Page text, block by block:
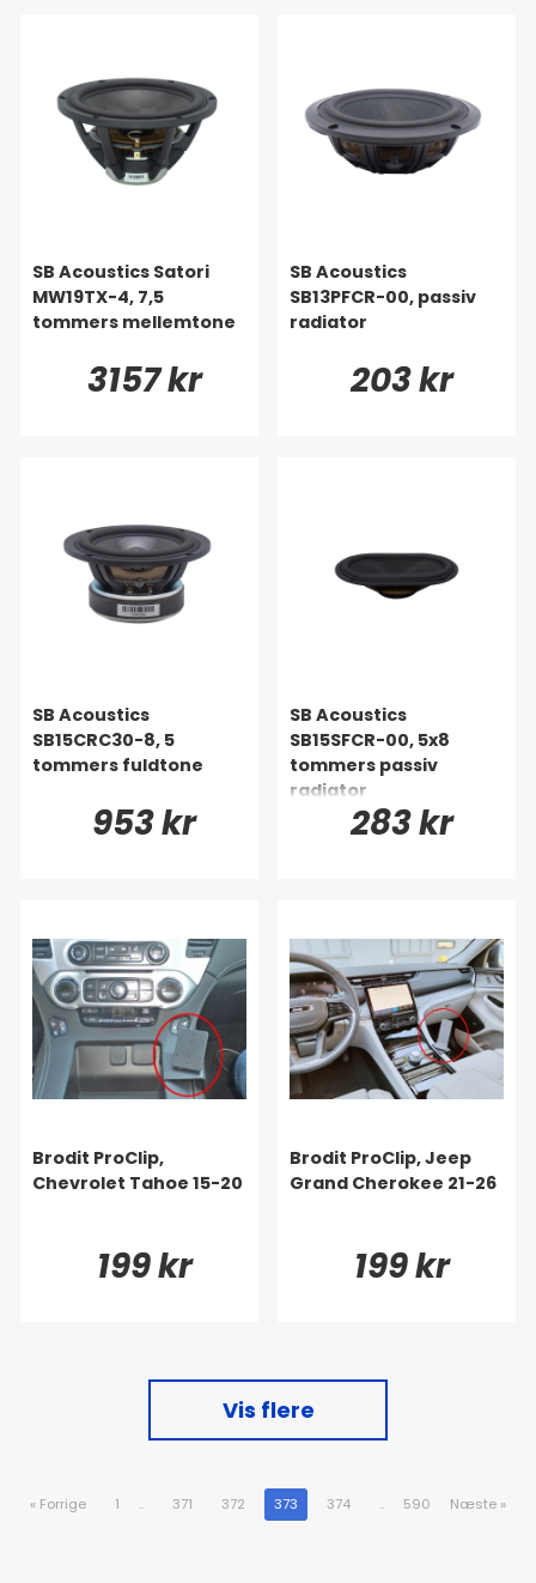
SB Acoustics Satori
MW19TX-4, 7,5
tommers mellemtone
3157 kr
SB Acoustics
SB13PFCR-00, passiv
radiator
203 kr
SB Acoustics
SB15CRC30-8, 5
tommers fuldtone
953 kr
SB Acoustics
SB15SFCR-00, 5x8
tommers passiv
radiator
283 kr
Brodit ProClip,
Chevrolet Tahoe 15-20
199 kr
Brodit ProClip, Jeep
Grand Cherokee 21-26
199 kr
Vis flere
« Forrige 1 .. 371 372 373 374 .. 590 Næste »